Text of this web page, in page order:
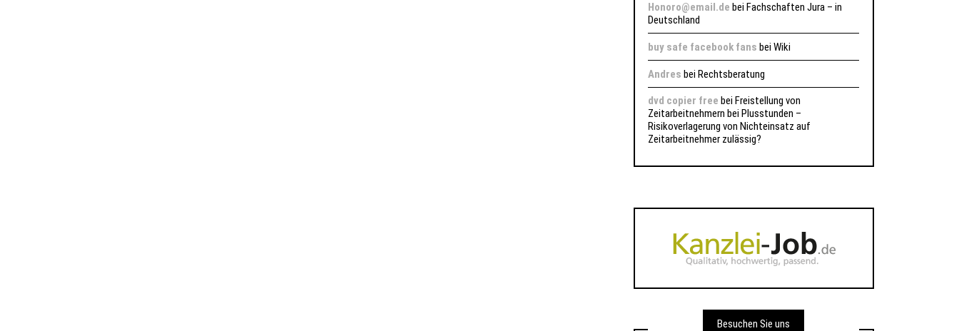
Honoro@email.de beiFachschaften Jura – in
Deutschland
buy safe facebook fans beiWiki
Andres beiRechtsberatung
dvd copier free bei Freistellung von
Zeitarbeitnehmern bei Plusstunden –
Risikoverlagerung von Nichteinsatz auf
Zeitarbeitnehmer zulässig?
Besuchen Sie uns